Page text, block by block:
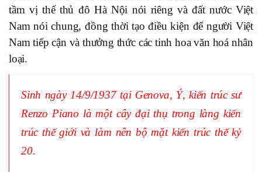
tầm vị thế thủ đô Hà Nội nói riêng và đất nước Việt
Nam nói chung, đồng thời tạo điều kiện để người Việt
Nam tiếp cận và thưởng thức các tinh hoa văn hoá nhân
loại.
Sinh ngày 14/9/1937 tại Genova, Ý, kiến trúc sư
Renzo Piano là một cây đại thụ trong làng kiến
trúc thế giới và làm nên bộ mặt kiến trúc thế kỷ
20.